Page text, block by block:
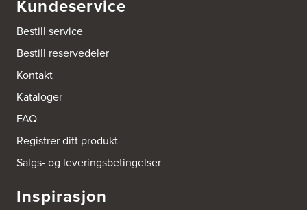
Thomas Heftyes Gate 41
0267 Oslo
Tel.: 95992151
Bokhylle-Spesialisten AS
3414 Lierstranda
Boligleverandøren Karmøy AS
Postboks 213
4296 Åkrehamn
http://www.interiormesteren.no
Kundeservice
Bestill service
Bestill reservedeler
Kontakt
Kataloger
FAQ
Registrer ditt produkt
Salgs- og leveringsbetingelser
Inspirasjon